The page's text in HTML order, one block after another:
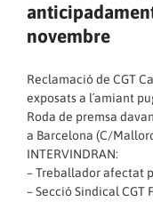
novembre
Reclamació de CGT
exposats a l´amiant
Roda de premsa
a Barcelona (C/
INTERVINDRAN:
– Treballador afectat
– Secció Sindical CGT